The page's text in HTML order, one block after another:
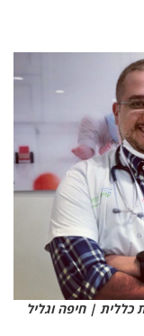
כללית | חיפה וגליל